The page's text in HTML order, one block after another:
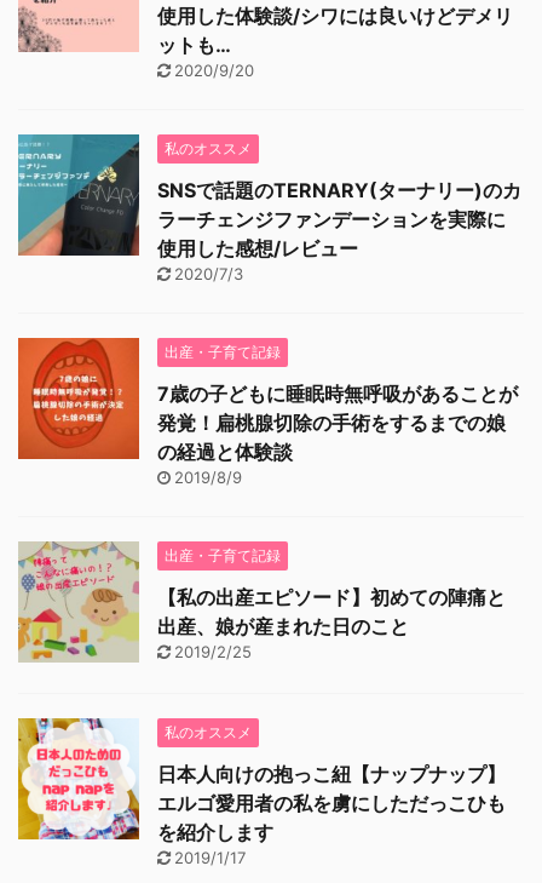
使用した体験談/シワには良いけどデメリ
ットも…
2020/9/20
私のオススメ
SNSで話題のTERNARY(ターナリー)のカ
ラーチェンジファンデーションを実際に
使用した感想/レビュー
2020/7/3
出産・子育て記録
7歳の子どもに睡眠時無呼吸があることが
発覚！扁桃腺切除の手術をするまでの娘
の経過と体験談
2019/8/9
出産・子育て記録
【私の出産エピソード】初めての陣痛と
出産、娘が産まれた日のこと
2019/2/25
私のオススメ
日本人向けの抱っこ紐【ナップナップ】
エルゴ愛用者の私を虜にしただっこひも
を紹介します
2019/1/17